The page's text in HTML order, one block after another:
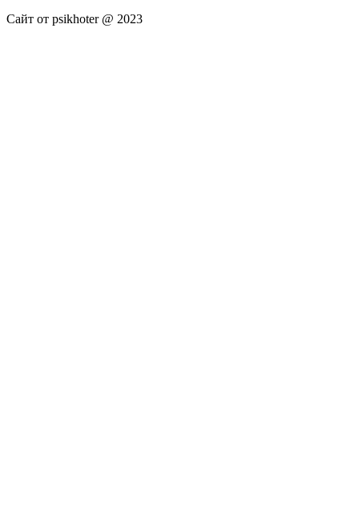
Сайт от psikhoter @ 2023